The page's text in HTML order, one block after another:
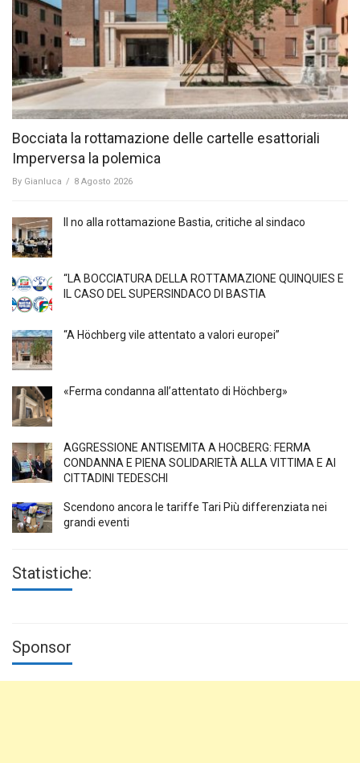
Bocciata la rottamazione delle cartelle esattoriali
Imperversa la polemica
By Gianluca / 8 Agosto 2026
Il no alla rottamazione Bastia, critiche al sindaco
“LA BOCCIATURA DELLA ROTTAMAZIONE QUINQUIES E
IL CASO DEL SUPERSINDACO DI BASTIA
“A Höchberg vile attentato a valori europei”
«Ferma condanna all’attentato di Höchberg»
AGGRESSIONE ANTISEMITA A HÖCBERG: FERMA
CONDANNA E PIENA SOLIDARIETÀ ALLA VITTIMA E AI
CITTADINI TEDESCHI
Scendono ancora le tariffe Tari Più differenziata nei
grandi eventi
Statistiche:
Sponsor